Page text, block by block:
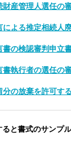
財産管理人選任の
による推定相続人
書の検認審判申立
書執行者の選任の
分の放棄を許可す
と書式のサンプ